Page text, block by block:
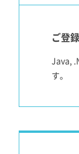
ご登
Java,
す。